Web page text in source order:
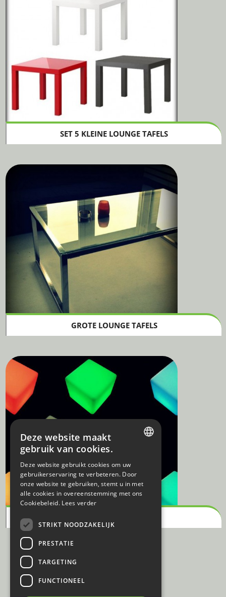
SET 5 KLEINE LOUNGE TAFELS
GROTE LOUNGE TAFELS
FRENCH
Deze website maakt
gebruik van cookies.
Deze website gebruikt cookies om uw
gebruikerservaring te verbeteren. Door
onze website te gebruiken, stemt u in met
alle cookies in overeenstemming met ons
Cookiebeleid. Lees verder
STRIKT NOODZAKELIJK
PRESTATIE
TARGETING
FUNCTIONEEL